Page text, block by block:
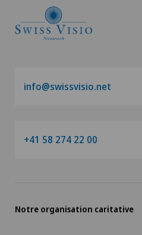
info@swissvisio.net
+41 58 274 22 00
Notre organisation caritative